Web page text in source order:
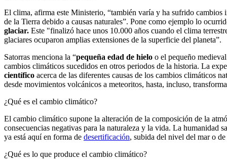
El clima, afirma este Ministerio, “también varía y ha sufrido cambios
de la Tierra debido a causas naturales”. Pone como ejemplo lo
glaciar. Este "finalizó hace unos 10.000 años cuando el clima
glaciares ocuparon amplias extensiones de la superficie del planeta”.
Satorras menciona la “pequeña edad de hielo o el pequeño
cambios climáticos sucedidos en otros periodos de la historia. La
científico acerca de las diferentes causas de los cambios climáticos
desde movimientos volcánicos a meteoritos, hasta, incluso,
¿Qué es el cambio climático?
El cambio climático supone la alteración de la composición de la
consecuencias negativas para la naturaleza y la vida. La humanidad
ya está aquí en forma de desertificación, subida del nivel del mar o
¿Qué es lo que produce el cambio climático?